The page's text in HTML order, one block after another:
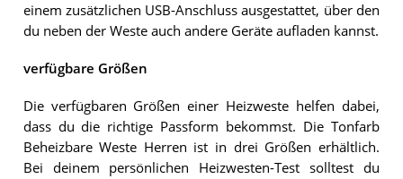
einem zusätzlichen USB-Anschluss ausgestattet, über den
du neben der Weste auch andere Geräte aufladen kannst.
verfügbare Größen
Die verfügbaren Größen einer Heizweste helfen dabei,
dass du die richtige Passform bekommst. Die Tonfarb
Beheizbare Weste Herren ist in drei Größen erhältlich.
Bei deinem persönlichen Heizwesten-Test solltest du